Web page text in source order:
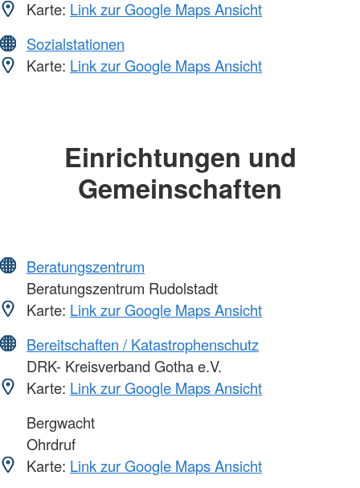
Karte: Link zur Google Maps Ansicht
Sozialstationen
Karte: Link zur Google Maps Ansicht
Einrichtungen und
Gemeinschaften
Beratungszentrum
Beratungszentrum Rudolstadt
Karte: Link zur Google Maps Ansicht
Bereitschaften / Katastrophenschutz
DRK- Kreisverband Gotha e.V.
Karte: Link zur Google Maps Ansicht
Bergwacht
Ohrdruf
Karte: Link zur Google Maps Ansicht